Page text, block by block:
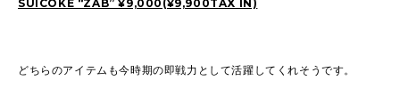
SUICOKE “ZAB” ¥9,000(¥9,900TAX IN)
どちらのアイテムも今時期の即戦力として活躍してくれそうです。